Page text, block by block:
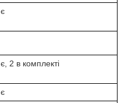
є
є, 2 в комплекті
є